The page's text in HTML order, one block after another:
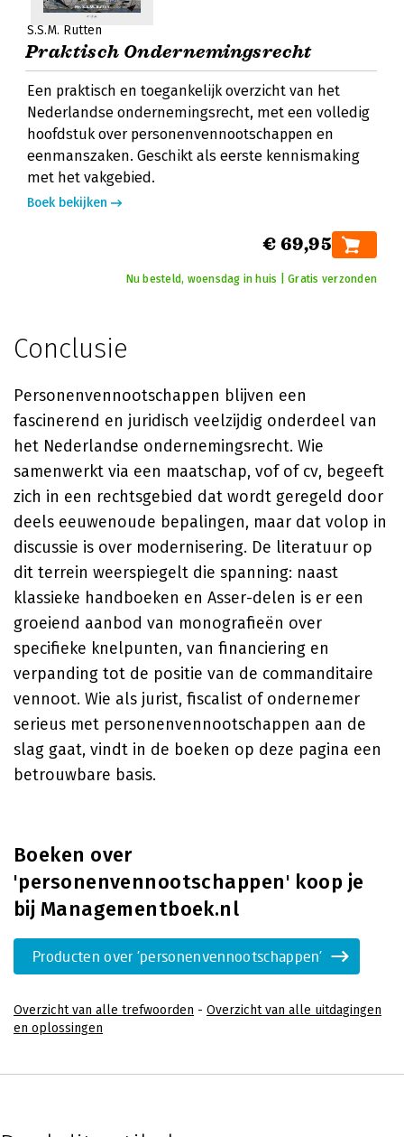
S.S.M. Rutten
Praktisch Ondernemingsrecht
Een praktisch en toegankelijk overzicht van het
Nederlandse ondernemingsrecht, met een volledig
hoofdstuk over personenvennootschappen en
eenmanszaken. Geschikt als eerste kennismaking
met het vakgebied.
Boek bekijken
€ 69,95
Nu besteld, woensdag in huis | Gratis verzonden
Conclusie
Personenvennootschappen blijven een
fascinerend en juridisch veelzijdig onderdeel van
het Nederlandse ondernemingsrecht. Wie
samenwerkt via een maatschap, vof of cv, begeeft
zich in een rechtsgebied dat wordt geregeld door
deels eeuwenoude bepalingen, maar dat volop in
discussie is over modernisering. De literatuur op
dit terrein weerspiegelt die spanning: naast
klassieke handboeken en Asser-delen is er een
groeiend aanbod van monografieën over
specifieke knelpunten, van financiering en
verpanding tot de positie van de commanditaire
vennoot. Wie als jurist, fiscalist of ondernemer
serieus met personenvennootschappen aan de
slag gaat, vindt in de boeken op deze pagina een
betrouwbare basis.
Boeken over
'personenvennootschappen' koop je
bij Managementboek.nl
Producten over 'personenvennootschappen'
Overzicht van alle trefwoorden - Overzicht van alle uitdagingen
en oplossingen